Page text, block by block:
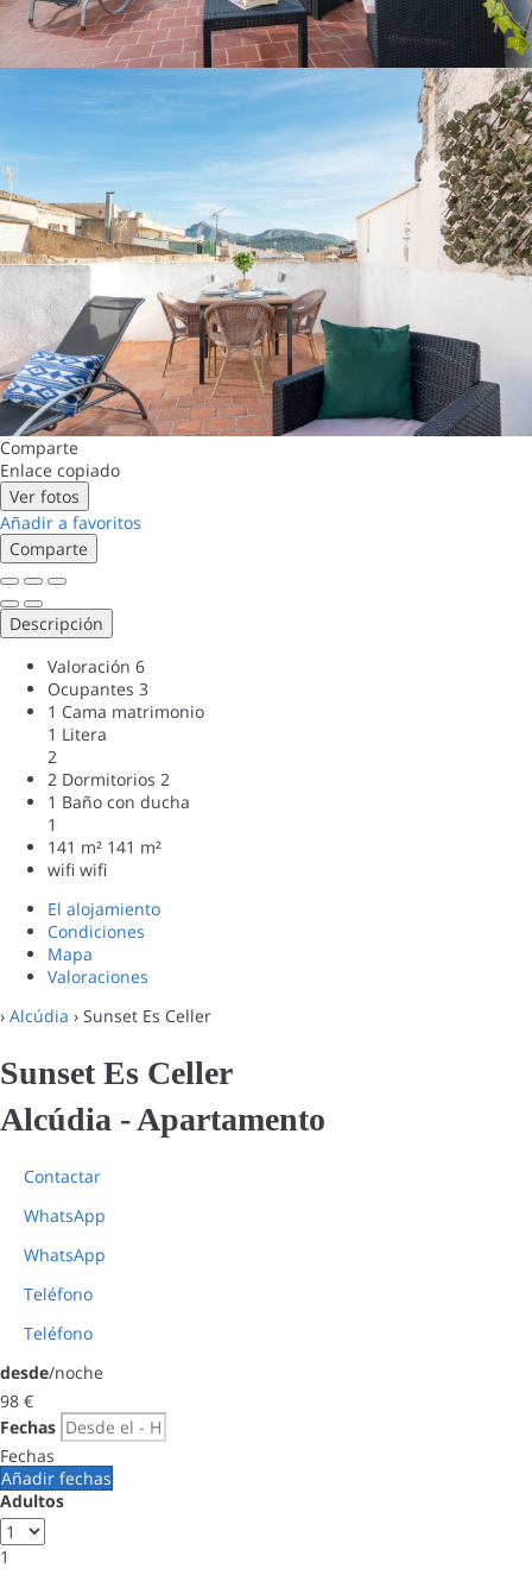
Comparte
Enlace copiado
Ver fotos
Añadir a favoritos
Comparte
Descripción
Valoración 6
Ocupantes 3
1 Cama matrimonio
1 Litera
2
2 Dormitorios 2
1 Baño con ducha
1
141 m² 141 m²
wifi wifi
El alojamiento
Condiciones
Mapa
Valoraciones
› Alcúdia › Sunset Es Celler
Sunset Es Celler
Alcúdia -Apartamento
Contactar
WhatsApp
WhatsApp
Teléfono
Teléfono
desde/noche
98 €
Fechas
Fechas
Añadir fechas
Adultos
1